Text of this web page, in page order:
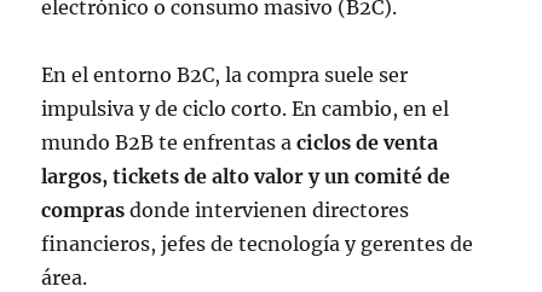
electrónico o consumo masivo (B2C).
En el entorno B2C, la compra suele ser
impulsiva y de ciclo corto. En cambio, en el
mundo B2B te enfrentas aciclos de venta
largos, tickets de alto valor y un comité de
compras donde intervienen directores
financieros, jefes de tecnología y gerentes de
área.